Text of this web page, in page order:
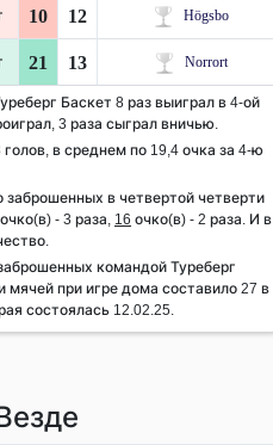
10 12 Högsbo
21 13 Norrort
Баскет 8 раз выиграл в 4-ой
3 раза сыграл вничью.
в среднем по 19,4 очка за 4-ю
заброшенных в четвертой четверти
очко(в) - 3 раза, 16 очко(в) - 2 раза. И в
командой Туреберг
мячей при игре дома составило 27 в
состоялась 12.02.25.